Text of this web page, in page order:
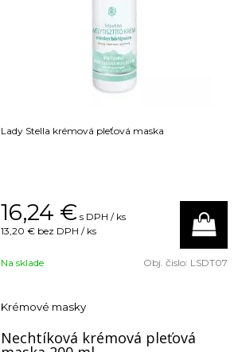
Lady Stella krémová pleťová maska
16,24 € s DPH / ks
13,20 € bez DPH / ks
Na sklade Obj. čislo: LSDT07
Krémové masky
Nechtíková krémová pleťová